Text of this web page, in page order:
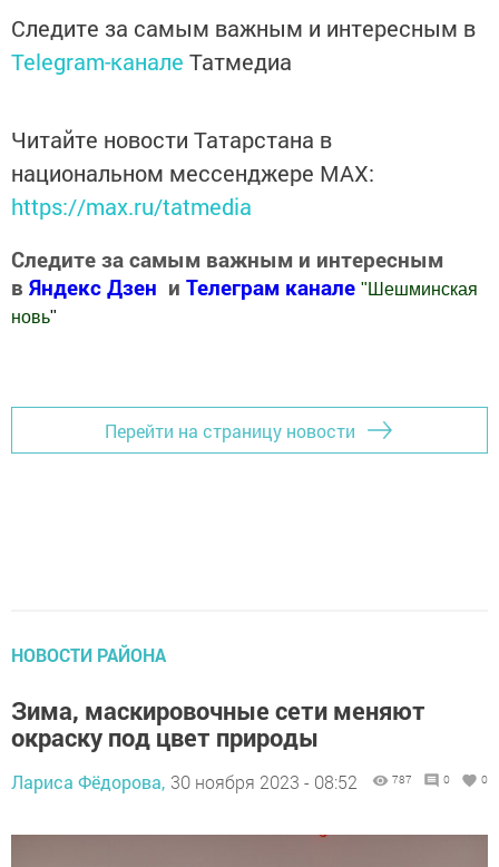
Следите за самым важным и интересным в
Telegram-канале Татмедиа
Читайте новости Татарстана в
национальном мессенджере MАХ:
https://max.ru/tatmedia
Следите за самым важным и интересным
в Яндекс Дзен и Телеграм канале " Шешминская
новь"
Перейти на страницу новости
НОВОСТИ РАЙОНА
Зима, маскировочные сети меняют
окраску под цвет природы
Лариса Фёдорова, 30 ноября 2023 - 08:52 787 0 0